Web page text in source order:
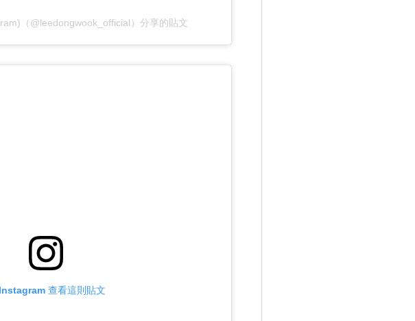
（@leedongwook_official）分享的貼文
查看這則貼文